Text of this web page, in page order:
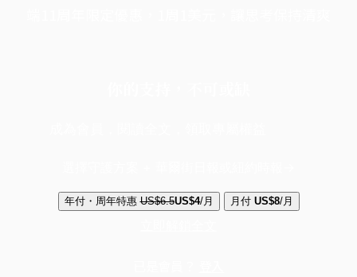
年付・周年特惠 US$6.5US$4/月 月付 US$8/月